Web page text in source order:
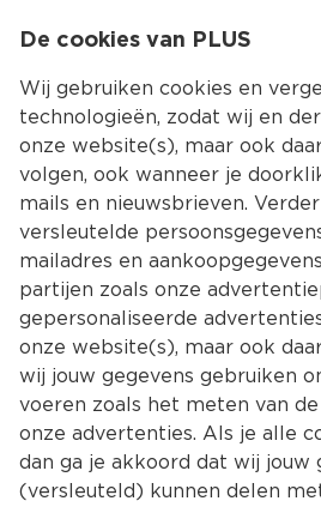
Terug
De cookies van PLUS
Wij gebruiken cookies en
technologieën, zodat wij en
onze website(s), maar ook
volgen, ook wanneer je
mails en nieuwsbrieven.
versleutelde
mailadres en
partijen zoals onze
gepersonaliseerde
onze website(s), maar ook
wij jouw gegevens gebruiken
voeren zoals het meten van
onze advertenties. Als je alle
dan ga je akkoord dat wij jouw
(versleuteld) kunnen delen